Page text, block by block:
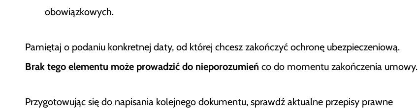
obowiązkowych.
Pamiętaj o podaniu konkretnej daty, od której chcesz zakończyć ochronę ubezpieczeniową.
Brak tego elementu może prowadzić do nieporozumień co do momentu zakończenia umowy.
Przygotowując się do napisania kolejnego dokumentu, sprawdź aktualne przepisy prawne